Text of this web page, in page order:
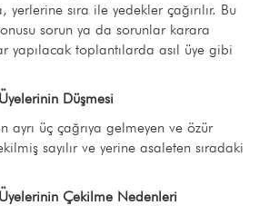
yerlerine sıra ile yedekler çağırılır. Bu
sorun ya da sorunlar karara
yapılacak toplantılarda asıl üye gibi
Düşmesi
ayrı üç çağrıya gelmeyen ve özür
sayılır ve yerine asaleten sıradaki
Çekilme Nedenleri